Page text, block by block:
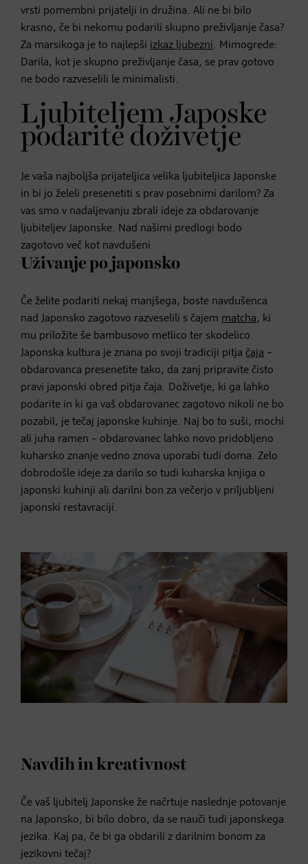
vrsti pomembni prijatelji in družina. Ali ne bi bilo
krasno, če bi nekomu podarili skupno preživljanje časa?
Za marsikoga je to najlepši izkaz ljubezni. Mimogrede:
Darila, kot je skupno preživljanje časa, se prav gotovo
ne bodo razveselili le minimalisti.
Ljubiteljem Japoske
podarite doživetje
Je vaša najboljša prijateljica velika ljubiteljica Japonske
in bi jo želeli presenetiti s prav posebnimi darilom? Za
vas smo v nadaljevanju zbrali ideje za obdarovanje
ljubiteljev Japonske. Nad našimi predlogi bodo
zagotovo več kot navdušeni.
Uživanje po japonsko
Če želite podariti nekaj manjšega, boste navdušenca
nad Japonsko zagotovo razveselili s čajem matcha, ki
mu priložite še bambusovo metlico ter skodelico.
Japonska kultura je znana po svoji tradiciji pitja čaja –
obdarovanca presenetite tako, da zanj pripravite čisto
pravi japonski obred pitja čaja. Doživetje, ki ga lahko
podarite in ki ga vaš obdarovanec zagotovo nikoli ne bo
pozabil, je tečaj japonske kuhinje. Naj bo to suši, mochi
ali juha ramen – obdarovanec lahko novo pridobljeno
kuharsko znanje vedno znova uporabi tudi doma. Zelo
dobrodošle ideje za darilo so tudi kuharska knjiga o
japonski kuhinji ali darilni bon za večerjo v priljubljeni
japonski restavraciji.
Navdih in kreativnost
Če vaš ljubitelj Japonske že načrtuje naslednje potovanje
na Japonsko, bi bilo dobro, da se nauči tudi japonskega
jezika. Kaj pa, če bi ga obdarili z darilnim bonom za
jezikovni tečaj?